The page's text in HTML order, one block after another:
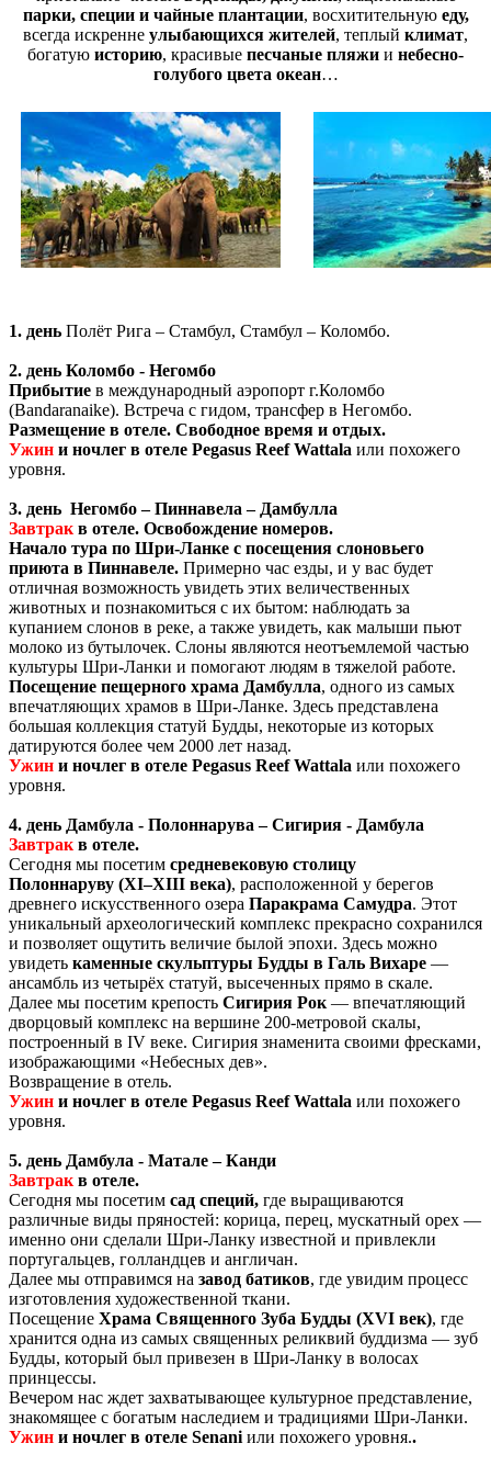
парки, специи и чайные плантации, восхитительнуюеду,
всегда искренне улыбающихся жителей, теплый климат,
богатую историю, красивые песчаные пляжи и небесно-
голубого цвета океан…
1. день Полёт Рига – Стамбул, Стамбул – Коломбо.
2. день Коломбо - Негомбо
Прибытие в международный аэропорт г.Коломбо
(Bandaranaike). Встреча с гидом, трансфер в Негомбо.
Размещение в отеле. Свободное время и отдых.
Ужин и ночлег в отеле Pegasus Reef Wattala или похожего
уровня.
3. день Негомбо – Пиннавела – Дамбулла
Завтракв отеле. Освобождение номеров.
Начало тура по Шри-Ланке с посещения слоновьего
приюта в Пиннавеле. Примерно час езды, и у вас будет
отличная возможность увидеть этих величественных
животных и познакомиться с их бытом: наблюдать за
купанием слонов в реке, а также увидеть, как малыши пьют
молоко из бутылочек. Слоны являются неотъемлемой частью
культуры Шри-Ланки и помогают людям в тяжелой работе.
Посещение пещерного храма Дамбулла, одного из самых
впечатляющих храмов в Шри-Ланке. Здесь представлена
большая коллекция статуй Будды, некоторые из которых
датируются более чем 2000 лет назад.
Ужин и ночлег в отеле Pegasus Reef Wattala или похожего
уровня.
4. день Дамбула - Полоннарува – Сигирия - Дамбула
Завтракв отеле.
Сегодня мы посетим средневековую столицу
Полоннаруву (XI–XIII века), расположенной у берегов
древнего искусственного озера Паракрама Самудра. Этот
уникальный археологический комплекс прекрасно сохранился
и позволяет ощутить величие былой эпохи. Здесь можно
увидеть каменные скульптуры Будды в Галь Вихаре —
ансамбль из четырёх статуй, высеченных прямо в скале.
Далее мы посетим крепость Сигирия Рок— впечатляющий
дворцовый комплекс на вершине 200-метровой скалы,
построенный в IV веке. Сигирия знаменита своими фресками,
изображающими «Небесных дев».
Возвращение в отель.
Ужин и ночлег в отеле Pegasus Reef Wattala или похожего
уровня.
5. день Дамбула - Матале – Канди
Завтракв отеле.
Сегодня мы посетим сад специй, где выращиваются
различные виды пряностей: корица, перец, мускатный орех —
именно они сделали Шри-Ланку известной и привлекли
португальцев, голландцев и англичан.
Далее мы отправимся на завод батиков, где увидим процесс
изготовления художественной ткани.
Посещение Храма Священного Зуба Будды (XVI век), где
хранится одна из самых священных реликвий буддизма — зуб
Будды, который был привезен в Шри-Ланку в волосах
принцессы.
Вечером нас ждет захватывающее культурное представление,
знакомящее с богатым наследием и традициями Шри-Ланки.
Ужин и ночлег в отеле Senaniили похожего уровня..